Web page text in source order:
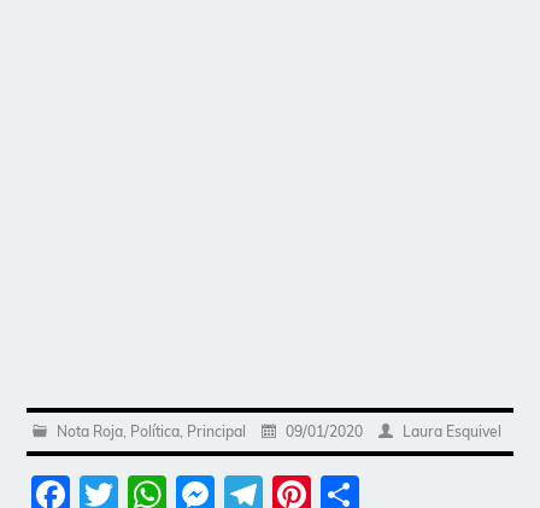
Nota Roja, Política, Principal 09/01/2020 Laura Esquivel
Facebook
Twitter
WhatsApp
Messenger
Telegram
Pinterest